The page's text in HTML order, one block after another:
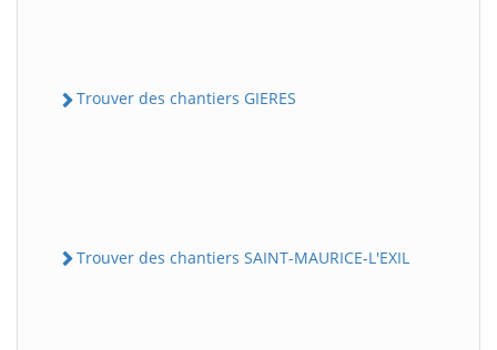
Trouver des chantiers GIERES
Trouver des chantiers SAINT-MAURICE-L'EXIL